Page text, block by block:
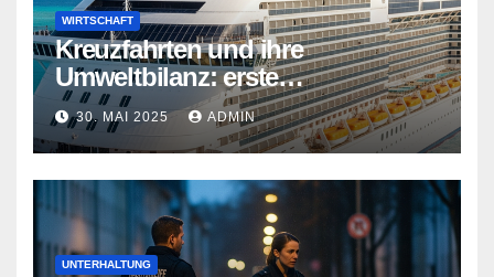
WIRTSCHAFT
Kreuzfahrten und ihre
Umweltbilanz: erste
Kreuzfahrtschiffe gehen neue
Wege
30. MAI 2025 ADMIN
UNTERHALTUNG